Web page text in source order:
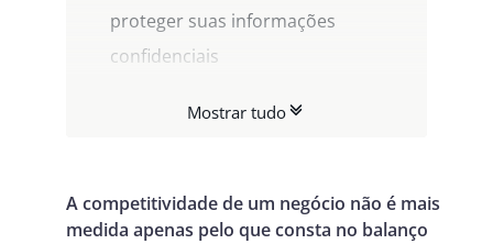
proteger suas informações
confidenciais
implementar a proteção dos
O que a legislação brasileira dispõe
em caso de violação?
Mostrar tudo
A competitividade de um negócio não é mais
medida apenas pelo que consta no balanço